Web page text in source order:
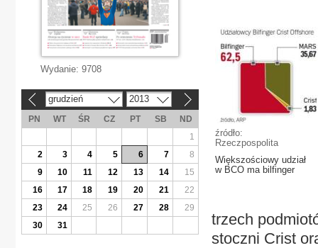
źródło:
Rzeczpospolita
Większościowy udział
w BCO ma bilfinger
trzech
stoczni Crist
Wydanie: 9708
grudzień 2013
PN WT ŚR CZ PT SB
ND
1
2
3 4 5 6 7
8
9
10 11 12 13 14
15
16
17 18 19 20 21
22
23
24 25 26 27 28
29
30
31